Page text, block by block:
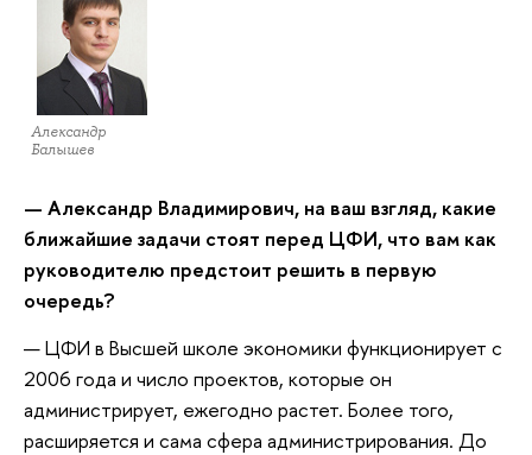
Александр
Балышев
— Александр Владимирович, на ваш взгляд, какие
ближайшие задачи стоят перед ЦФИ, что вам как
руководителю предстоит решить в первую
очередь?
— ЦФИ в Высшей школе экономики функционирует с
2006 года и число проектов, которые он
администрирует, ежегодно растет. Более того,
расширяется и сама сфера администрирования. До